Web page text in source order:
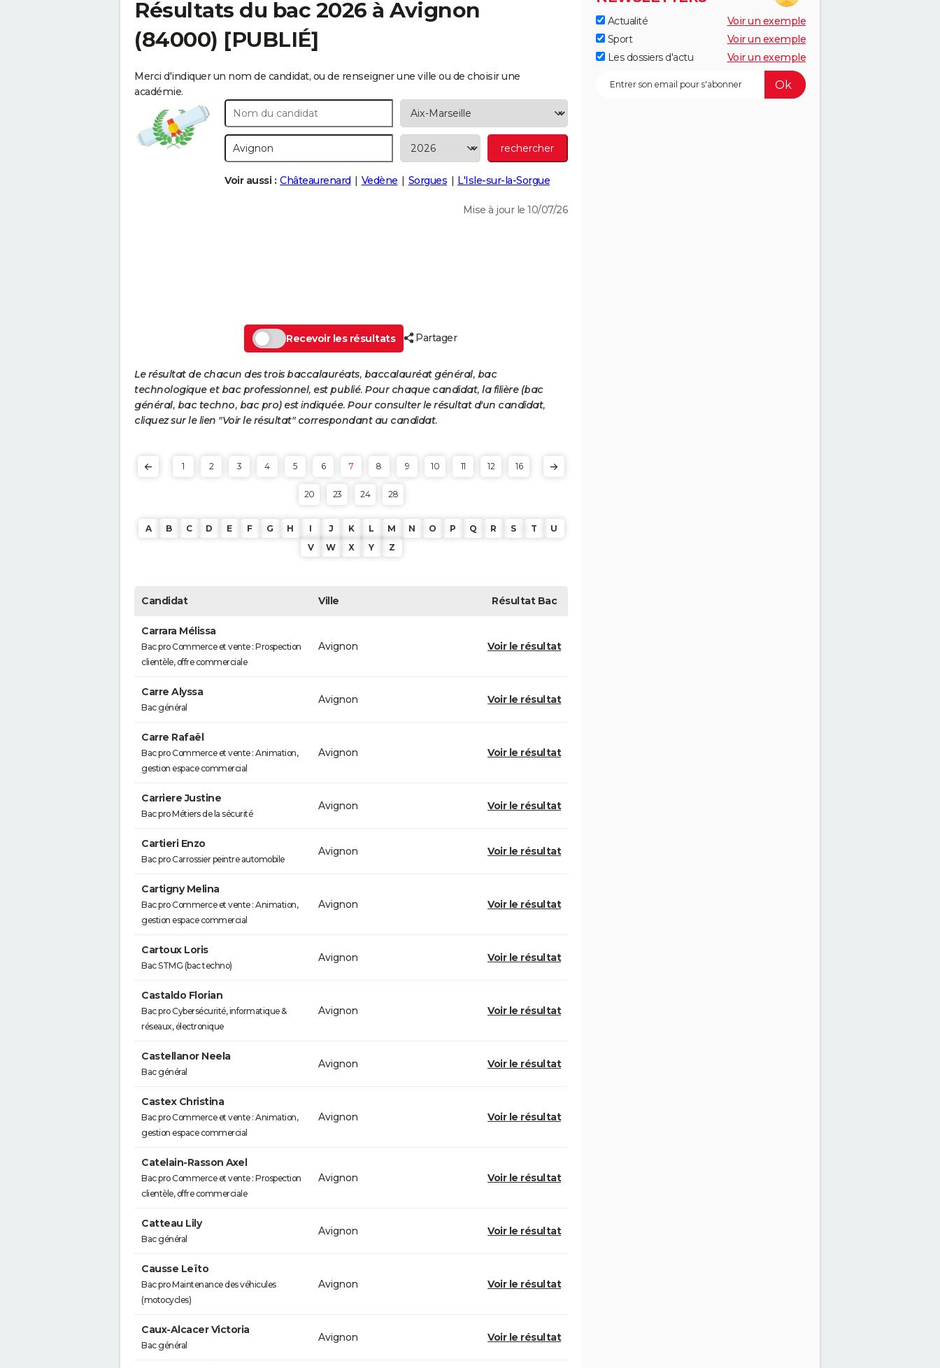
Résultats du bac 2026 à Avignon
(84000) [PUBLIÉ]
Merci d'indiquer un nom de candidat, ou de renseigner une ville ou de choisir une
académie.
Voir aussi : Châteaurenard Vedène Sorgues L'Isle-sur-la-Sorgue
Mise à jour le 10/07/26
Recevoir les résultats Partager
Le résultat de chacun des trois baccalauréats, baccalauréat général, bac
technologique et bac professionnel, est publié. Pour chaque candidat, la filière (bac
général, bac techno, bac pro) est indiquée. Pour consulter le résultat d'un candidat,
cliquez sur le lien "Voir le résultat" correspondant au candidat.
1 2 3 4 5 6 7 8 9 10 11 12 16
20 23 24 28
A B C D E F G H I J K L M N O P Q R S T
U
V
W X Y Z
Candidat Ville RésultatBac
Carrara Mélissa
Bac pro Commerce et vente : Prospection
clientèle, offre commerciale
Avignon Voir le résultat
Carre Alyssa
Bac général
Avignon Voir le résultat
Carre Rafaël
Bac pro Commerce et vente : Animation,
gestion espace commercial
Avignon Voir le résultat
Carriere Justine
Bac pro Métiers de la sécurité
Avignon Voir le résultat
Cartieri Enzo
Bac pro Carrossier peintre automobile
Avignon Voir le résultat
Cartigny Melina
Bac pro Commerce et vente : Animation,
gestion espace commercial
Avignon Voir le résultat
Cartoux Loris
Bac STMG (bac techno)
Avignon Voir le résultat
Castaldo Florian
Bac pro Cybersécurité, informatique &
réseaux, électronique
Avignon Voir le résultat
Castellanor Neela
Bac général
Avignon Voir le résultat
Castex Christina
Bac pro Commerce et vente : Animation,
gestion espace commercial
Avignon Voir le résultat
Catelain-Rasson Axel
Bac pro Commerce et vente : Prospection
clientèle, offre commerciale
Avignon Voir le résultat
Catteau Lily
Bac général
Avignon Voir le résultat
Causse Leïto
Bac pro Maintenance des véhicules
(motocycles)
Avignon Voir le résultat
Caux-Alcacer Victoria
Bac général
Avignon Voir le résultat
Actualité
Voir un exemple
Sport
Voir un exemple
Les dossiers d'actu
Voir un exemple